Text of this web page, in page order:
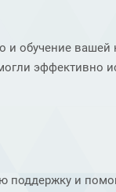
и обучение
эффективно
поддержку и